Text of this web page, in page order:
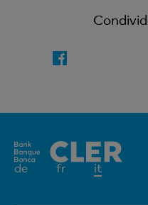
de fr itElemento